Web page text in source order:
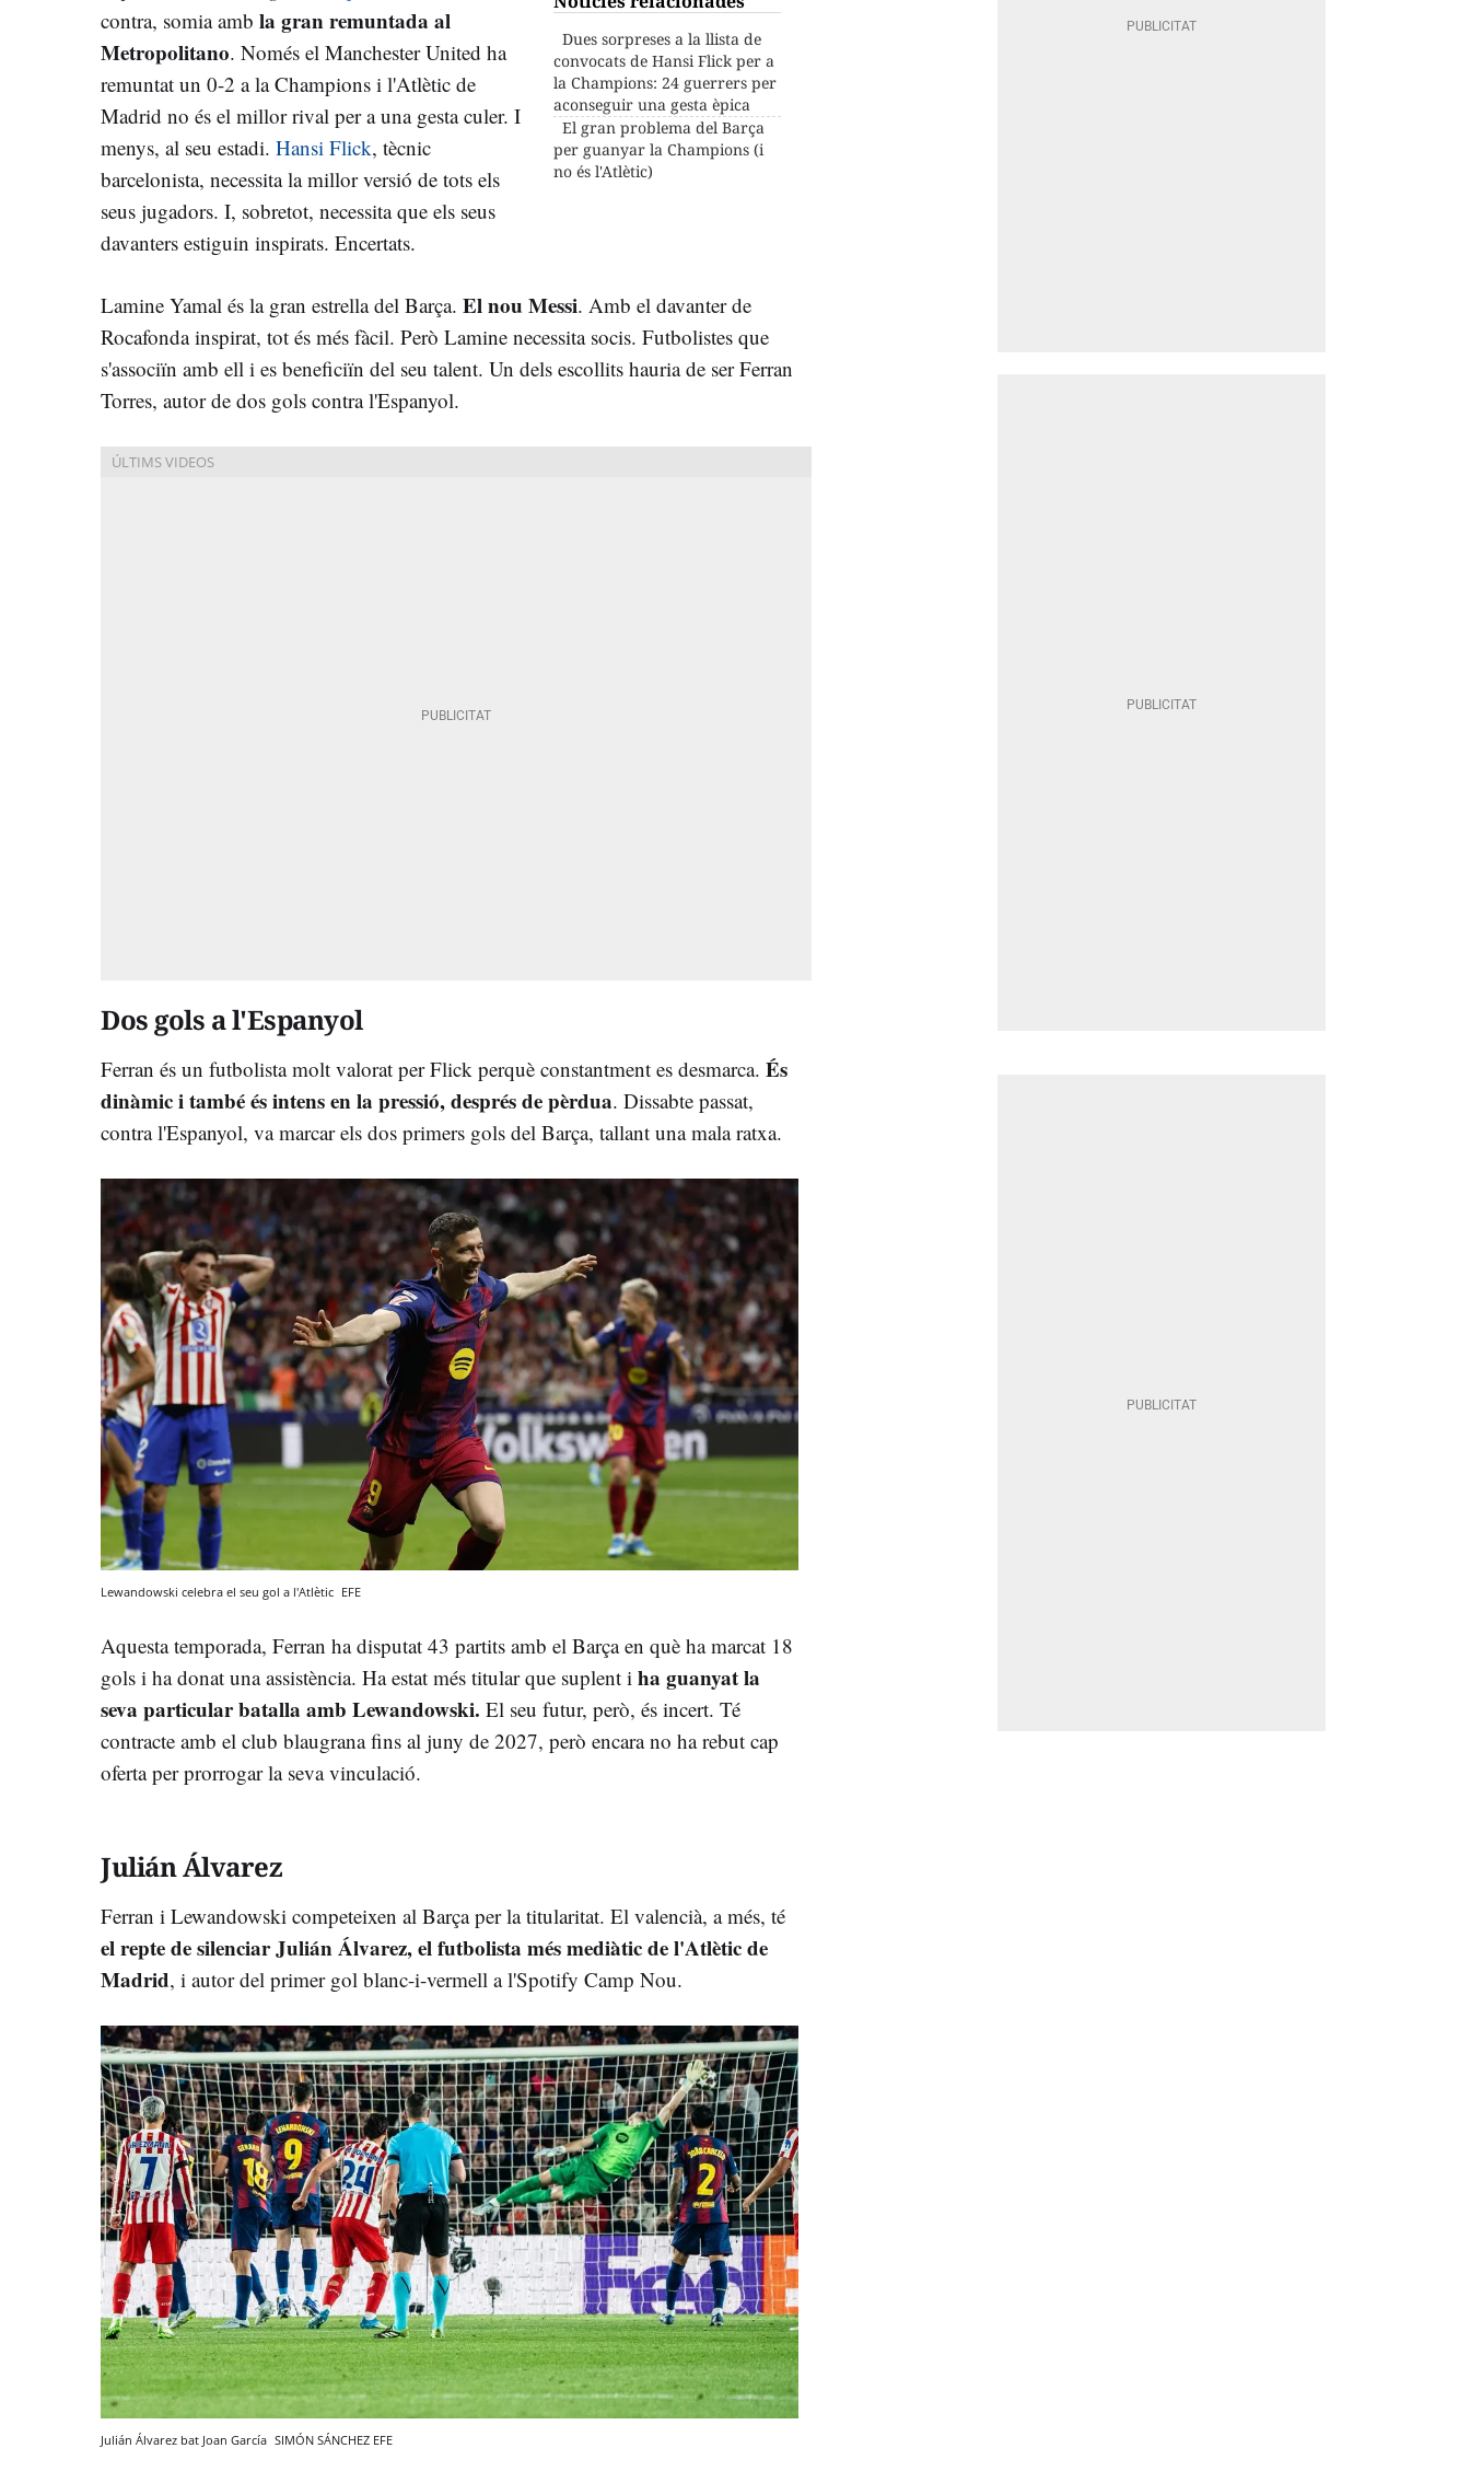
Dues sorpreses a la llista de
convocats de Hansi Flick per a
la Champions: 24 guerrers per
aconseguir una gesta èpica
El gran problema del Barça
per guanyar la Champions (i
no és l'Atlètic)
contra, somia amb la gran remuntada al
Metropolitano. Només el Manchester United ha
remuntat un 0-2 a la Champions i l'Atlètic de
Madrid no és el millor rival per a una gesta culer. I
menys, al seu estadi. Hansi Flick, tècnic
barcelonista, necessita la millor versió de tots els
seus jugadors. I, sobretot, necessita que els seus
davanters estiguin inspirats. Encertats.
Lamine Yamal és la gran estrella del Barça. El nou Messi. Amb el davanter de
Rocafonda inspirat, tot és més fàcil. Però Lamine necessita socis. Futbolistes que
s'associïn amb ell i es beneficiïn del seu talent. Un dels escollits hauria de ser Ferran
Torres, autor de dos gols contra l'Espanyol.
Dos gols a l'Espanyol
Ferran és un futbolista molt valorat per Flick perquè constantment es desmarca. És
dinàmic i també és intens en la pressió, després de pèrdua. Dissabte passat,
contra l'Espanyol, va marcar els dos primers gols del Barça, tallant una mala ratxa.
Lewandowski celebra el seu gol a l'Atlètic EFE
Aquesta temporada, Ferran ha disputat 43 partits amb el Barça en què ha marcat 18
gols i ha donat una assistència. Ha estat més titular que suplent i ha guanyat la
seva particular batalla amb Lewandowski. El seu futur, però, és incert. Té
contracte amb el club blaugrana fins al juny de 2027, però encara no ha rebut cap
oferta per prorrogar la seva vinculació.
Julián Álvarez
Ferran i Lewandowski competeixen al Barça per la titularitat. El valencià, a més, té
el repte de silenciar Julián Álvarez, el futbolista més mediàtic de l'Atlètic de
Madrid, i autor del primer gol blanc-i-vermell a l'Spotify Camp Nou.
Julián Álvarez bat Joan García SIMÓN SÁNCHEZ EFE